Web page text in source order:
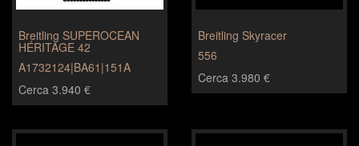
Breitling SUPEROCEAN
HÉRITAGE 42
A1732124|BA61|151A
Cerca 3.940 €
Breitling Skyracer
556
Cerca 3.980 €